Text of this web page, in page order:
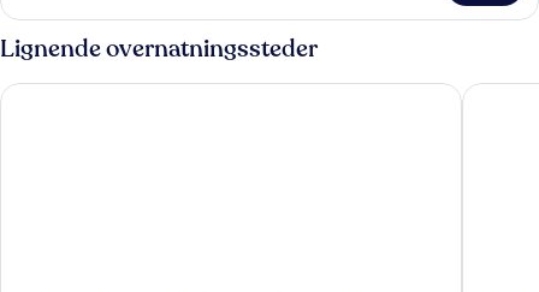
Lignende overnatningssteder
Swandor Hotels & Resorts - Kemer - All Inclusive Akra